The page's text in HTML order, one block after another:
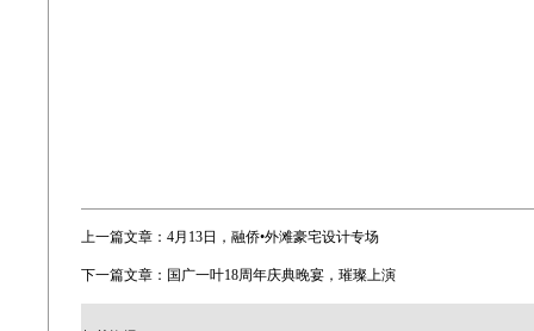
上一篇文章： 4月13日，融侨•外滩豪宅设计专场
下一篇文章： 国广一叶18周年庆典晚宴，璀璨上演